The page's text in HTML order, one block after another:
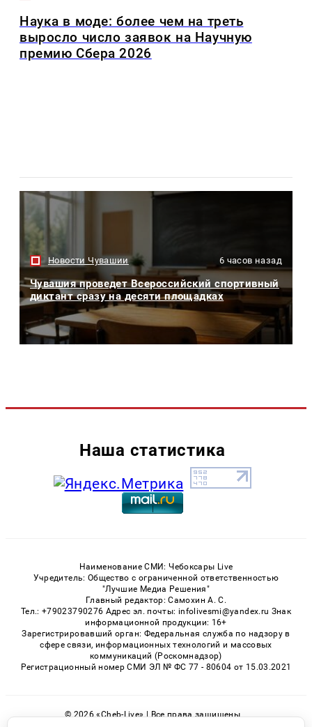
Наука в моде: более чем на треть
выросло число заявок на Научную
премию Сбера 2026
Новости Чувашии 6 часов назад
Чувашия проведет Всероссийский спортивный
диктант сразу на десяти площадках
Наша статистика
Наименование СМИ: Чебоксары Live
Учредитель: Общество с ограниченной ответственностью
"Лучшие Медиа Решения"
Главный редактор: Самохин А. С.
Тел.: +79023790276 Адрес эл. почты: infolivesmi@yandex.ru Знак
информационной продукции: 16+
Зарегистрировавший орган: Федеральная служба по надзору в
сфере связи, информационных технологий и массовых
коммуникаций (Роскомнадзор)
Регистрационный номер СМИ ЭЛ № ФС 77 - 80604 от 15.03.2021
© 2026 «Cheb-Live» | Все права защищены